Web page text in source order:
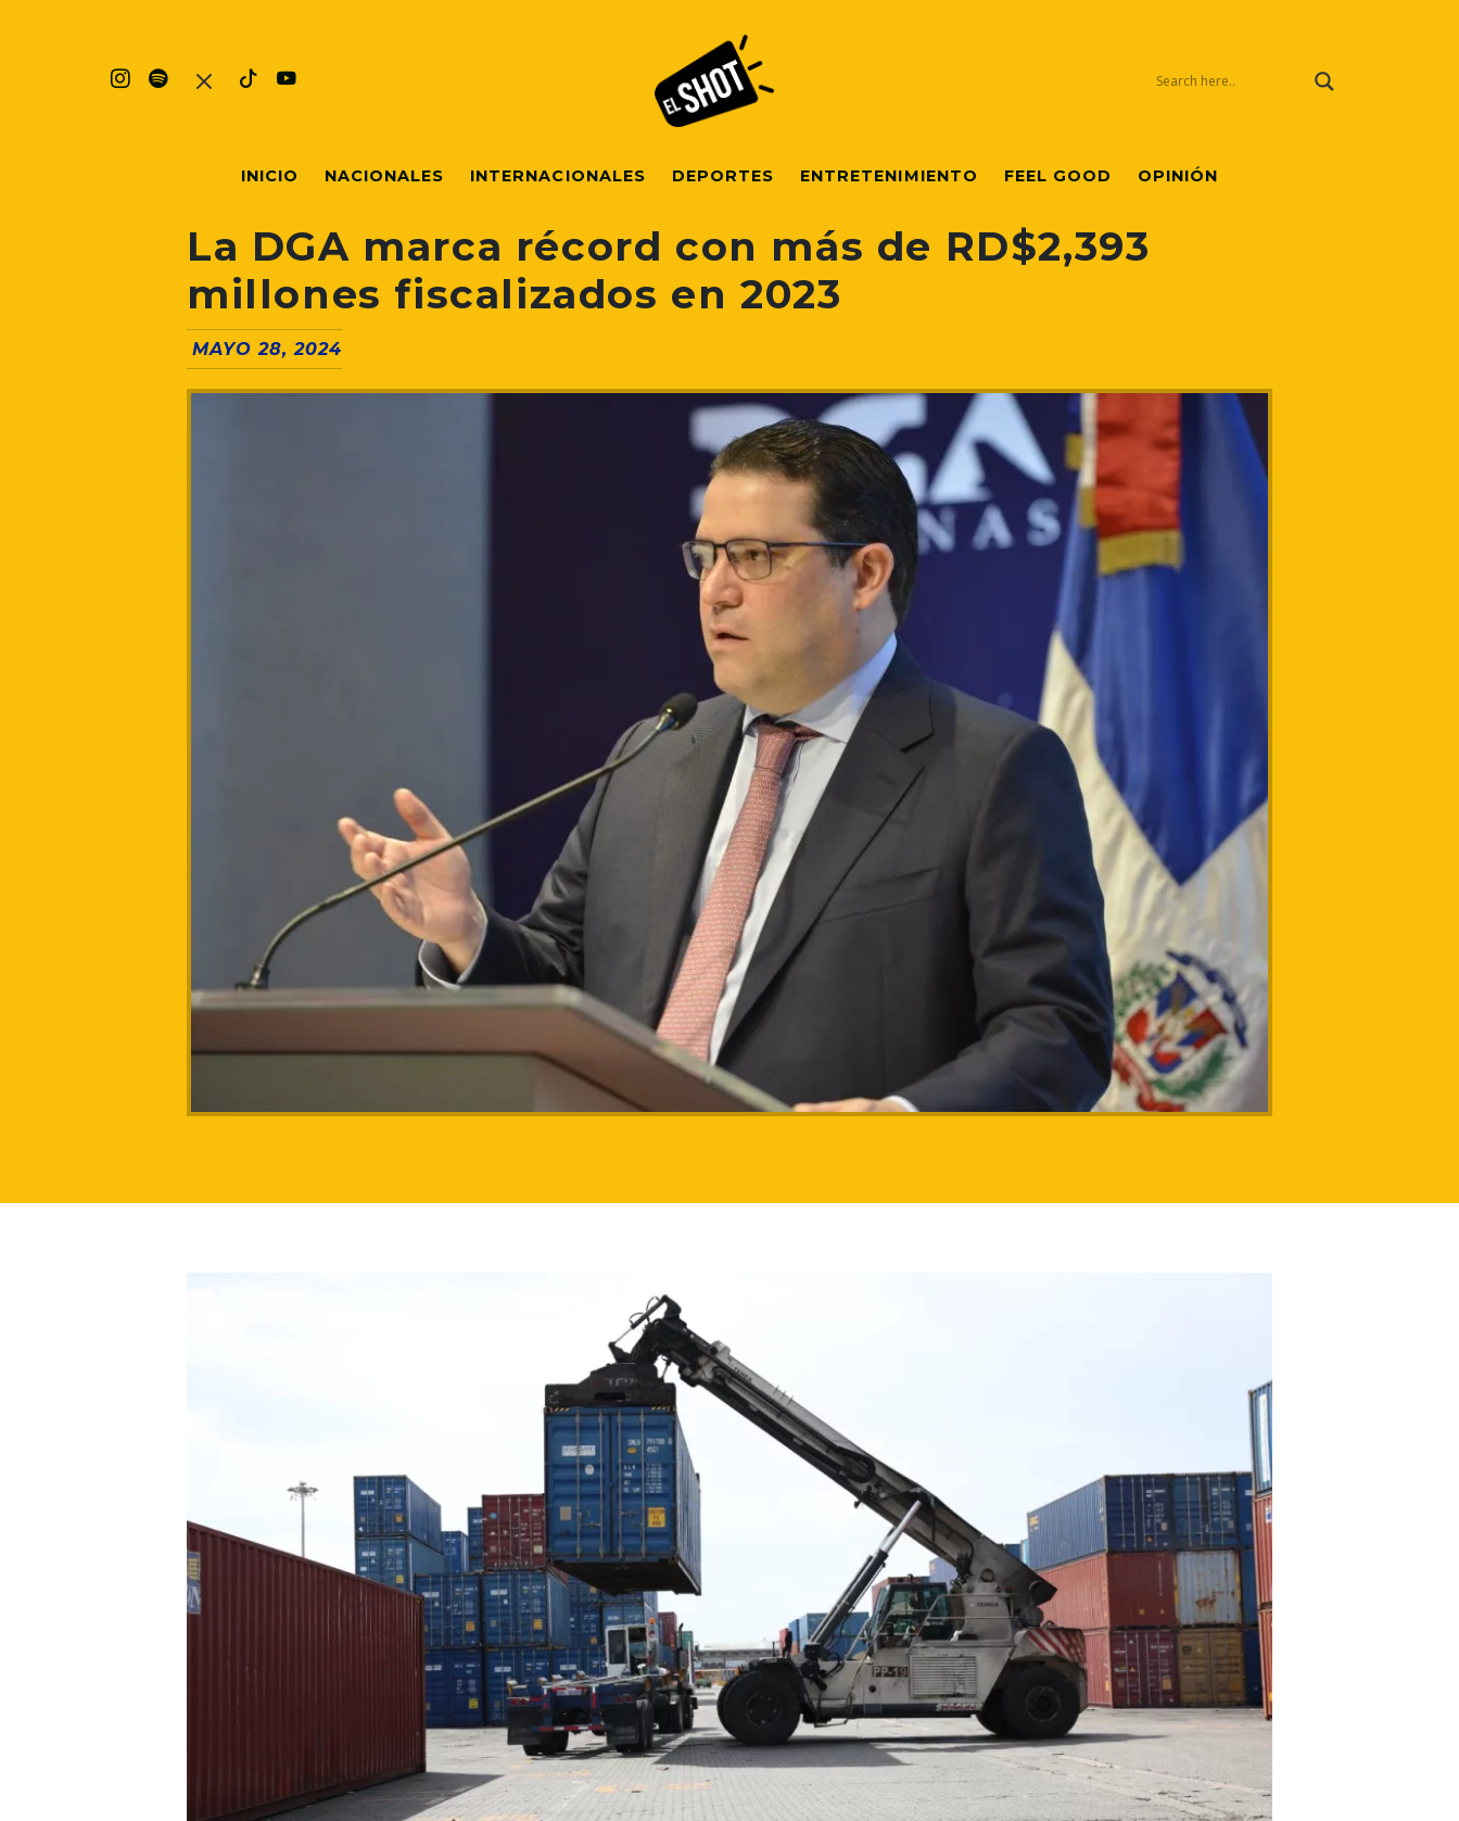
INICIO NACIONALES INTERNACIONALES DEPORTES ENTRETENIMIENTO FEEL GOOD OPINIÓN
La DGA marca récord con más de RD$2,393
millones fiscalizados en 2023
MAYO 28, 2024